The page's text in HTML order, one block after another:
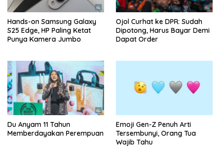
Hands-on Samsung Galaxy
S25 Edge, HP Paling Ketat
Punya Kamera Jumbo
Ojol Curhat ke DPR: Sudah
Dipotong, Harus Bayar Demi
Dapat Order
Du Anyam 11 Tahun
Memberdayakan Perempuan
Emoji Gen-Z Penuh Arti
Tersembunyi, Orang Tua
Wajib Tahu